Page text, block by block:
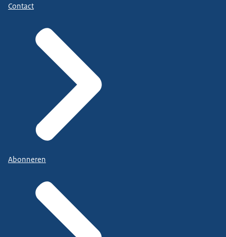
Contact
Abonneren